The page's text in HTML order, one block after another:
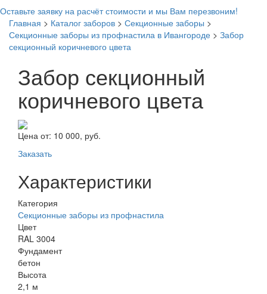
Оставьте заявку на расчёт стоимости и мы Вам перезвоним!
Главная > Каталог заборов > Секционные заборы >
Секционные заборы из профнастила в Ивангороде > Забор
секционный коричневого цвета
Забор секционный
коричневого цвета
Цена от: 10 000, руб.
Заказать
Характеристики
Категория
Секционные заборы из профнастила
Цвет
RAL 3004
Фундамент
бетон
Высота
2,1 м